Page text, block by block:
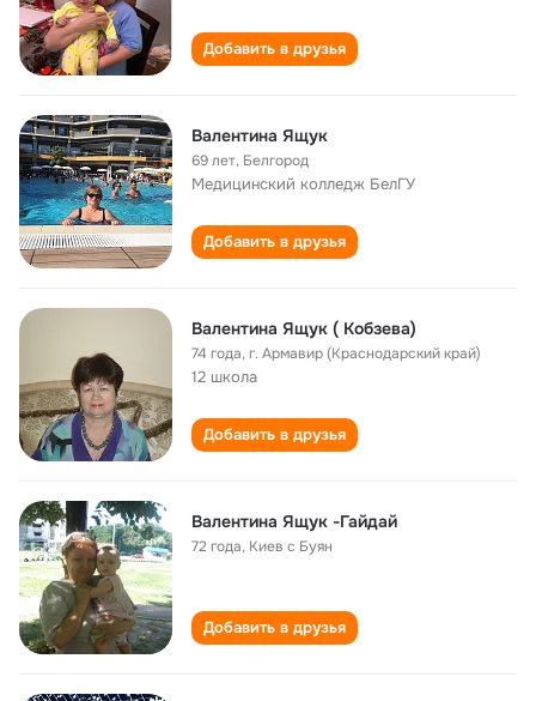
Добавить в друзья
Валентина Ящук
69 лет, Белгород
Медицинский колледж БелГУ
Добавить в друзья
Валентина Ящук ( Кобзева)
74 года,г. Армавир (Краснодарский край)
12 школа
Добавить в друзья
Валентина Ящук -Гайдай
72 года, Киев с Буян
Добавить в друзья